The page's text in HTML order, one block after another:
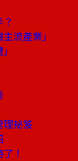
流產業」
理祕笈
！